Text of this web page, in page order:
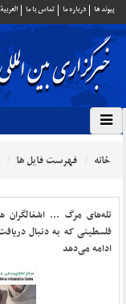
پيوند ها درباره ما تماس با ما العربية
خانه فهرست فایل ها
تله‌های مرگ ... اشغالگران
فلسطینی که به دنبال
ادامه می‌دهد